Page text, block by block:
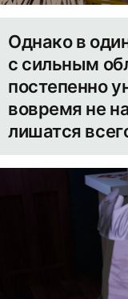
Однако в
с сильным
постепенно
вовремя не
лишатся